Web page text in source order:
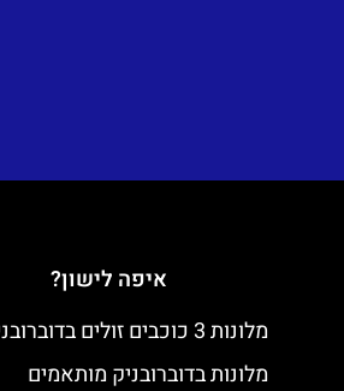
איפה לישון?
מלונות 3 כוכבים זולים בדוברובניק
מלונות בדוברובניק מותאמים